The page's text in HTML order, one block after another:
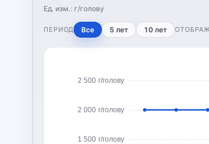
Ед. изм.: г/голову
ПЕРИОД Все 5 лет 10 лет
1 500 г/голову
2 000 г/голову
2 500 г/голову